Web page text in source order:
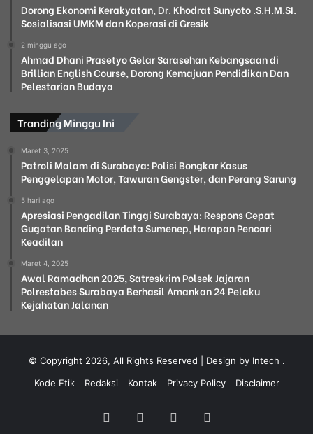
Dorong Ekonomi Kerakyatan, Dr. Khodrat Sunyoto .S.H.M.SI.
Sosialisasi UMKM dan Koperasi di Gresik
2 minggu ago
Ahmad Dhani Prasetyo Gelar Sarasehan Kebangsaan di
Brillian English Course, Dorong Kemajuan Pendidikan Dan
Pelestarian Budaya
Tranding Minggu Ini
Maret 3, 2025
Patroli Malam di Surabaya: Polisi Bongkar Kasus
Penggelapan Motor, Tawuran Gengster, dan Perang Sarung
5 hari ago
Apresiasi Pengadilan Tinggi Surabaya: Respons Cepat
Gugatan Banding Perdata Sumenep, Harapan Pencari
Keadilan
Maret 4, 2025
Awal Ramadhan 2025, Satreskrim Polsek Jajaran
Polrestabes Surabaya Berhasil Amankan 24 Pelaku
Kejahatan Jalanan
© Copyright 2026, All Rights Reserved | Design by Intech .
Kode Etik
Redaksi Kontak Privacy Policy Disclaimer
FacebookYouTubeInstagram